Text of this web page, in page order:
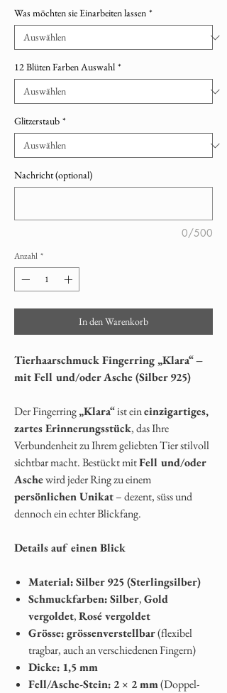
Was möchten sie Einarbeiten lassen *
12 Blüten Farben Auswahl *
Glitzerstaub *
Nachricht (optional)
0/500
Anzahl *
In den Warenkorb
Tierhaarschmuck Fingerring „Klara“ –
mit Fell und/oder Asche (Silber 925)
Der Fingerring„Klara“ist eineinzigartiges,
zartes Erinnerungsstück, das Ihre
Verbundenheit zu Ihrem geliebten Tier stilvoll
sichtbar macht. Bestückt mitFell und/oder
Aschewird jeder Ring zu einem
persönlichen Unikat– dezent, süss und
dennoch ein echter Blickfang.
Details auf einen Blick
Material:Silber 925 (Sterlingsilber)
Schmuckfarben:Silber,Gold
vergoldet,Rosé vergoldet
Grösse:grössenverstellbar(flexibel
tragbar, auch an verschiedenen Fingern)
Dicke: 1,5 mm
Fell/Asche-Stein: 2 × 2 mm(Doppel-